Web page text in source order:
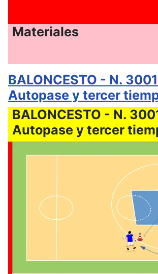
Materiales
BALONCESTO - N.
Autopase y tercer
BALONCESTO - N.
Autopase y tercer